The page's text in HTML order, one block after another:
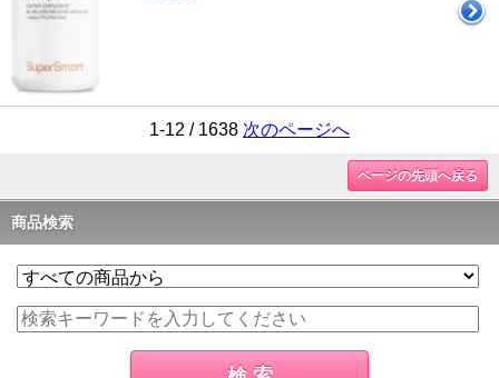
1-12 / 1638 次のページへ
ページの先頭へ戻る
商品検索